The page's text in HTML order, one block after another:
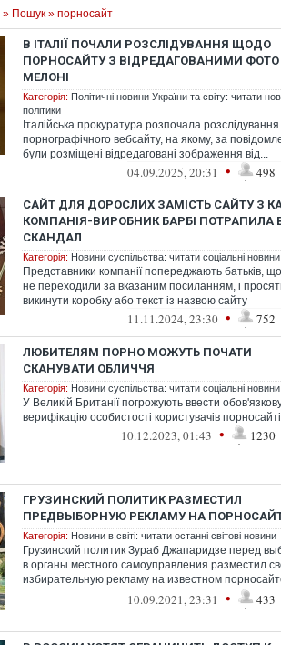
» Пошук » порносайт
В ІТАЛІЇ ПОЧАЛИ РОЗСЛІДУВАННЯ ЩОДО
ПОРНОСАЙТУ З ВІДРЕДАГОВАНИМИ ФОТО
МЕЛОНІ
Категорія: Політичні новини України та світу: читати
політики
Італійська прокуратура розпочала
порнографічного вебсайту, на якому, за
були розміщені відредаговані зображення від...
04.09.2025, 20:31 • 498
САЙТ ДЛЯ ДОРОСЛИХ ЗАМІСТЬ САЙТУ З
КОМПАНІЯ-ВИРОБНИК БАРБІ ПОТРАПИЛА
СКАНДАЛ
Категорія: Новини суспільства: читати соціальні новини
Представники компанії попереджають батьків,
не переходили за вказаним посиланням, і
викинути коробку або текст із назвою сайту
11.11.2024, 23:30 • 752
ЛЮБИТЕЛЯМ ПОРНО МОЖУТЬ ПОЧАТИ
СКАНУВАТИ ОБЛИЧЧЯ
Категорія: Новини суспільства: читати соціальні новини
У Великій Британії погрожують ввести
верифікацію особистості користувачів
10.12.2023, 01:43 • 1230
ГРУЗИНСКИЙ ПОЛИТИК РАЗМЕСТИЛ
ПРЕДВЫБОРНУЮ РЕКЛАМУ НА
Категорія: Новини в світі: читати останні світові новини
Грузинский политик Зураб Джапаридзе перед
в органы местного самоуправления разместил
избирательную рекламу на известном
10.09.2021, 23:31 • 433